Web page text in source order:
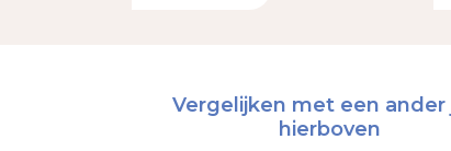
Vergelijken met een ander
hierboven